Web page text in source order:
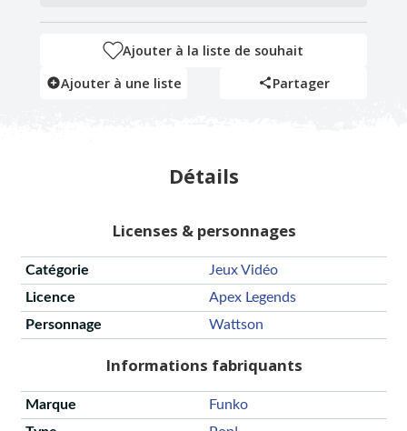
Ajouter à la liste de souhait
Ajouter à une liste
Partager
Détails
Licenses & personnages
Catégorie
Jeux Vidéo
Licence
Apex Legends
Personnage
Wattson
Informations fabriquants
Marque
Funko